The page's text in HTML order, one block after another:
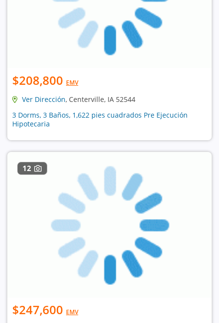
$208,800 EMV
Ver Dirección, Centerville, IA 52544
3 Dorms, 3 Baños, 1,622 pies cuadrados Pre Ejecución
Hipotecaria
12
$247,600 EMV